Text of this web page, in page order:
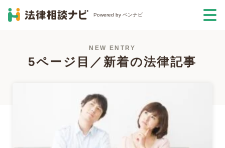
Powered by ベンナビ
NEW ENTRY
5ページ目／新着の法律記事